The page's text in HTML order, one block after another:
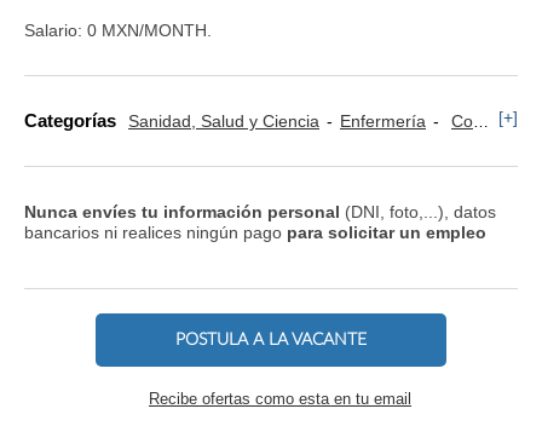
Salario: 0 MXN/MONTH.
Categorías Sanidad, Salud y Ciencia Enfermería Conductor y Ayudante Ambulancia [+]
Nunca envíes tu información personal (DNI, foto,...), datos
bancarios ni realices ningún pago para solicitar un empleo
POSTULA A LA VACANTE
Recibe ofertas como esta en tu email